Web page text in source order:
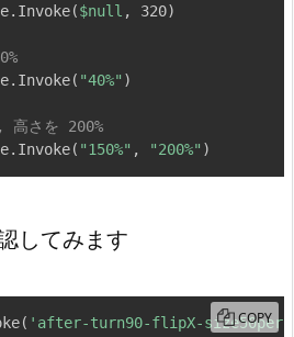
. Invoke($null , 320)
. Invoke( "40%" )
高さを 200%
. Invoke( "150%" , "200%" )
してみます
( 'after-turn90-flipX- COPY